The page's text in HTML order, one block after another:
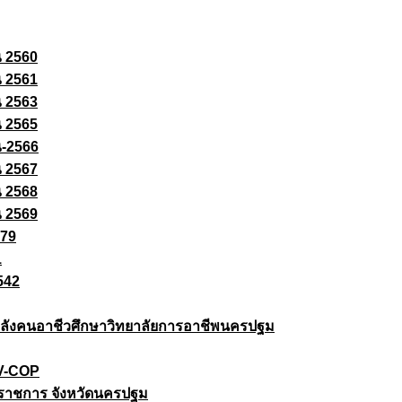
2560
2561
2563
2565
2566
2567
2568
2569
งคนอาชีวศึกษาวิทยาลัยการอาชีพนครปฐม
COP
าชการ จังหวัดนครปฐม